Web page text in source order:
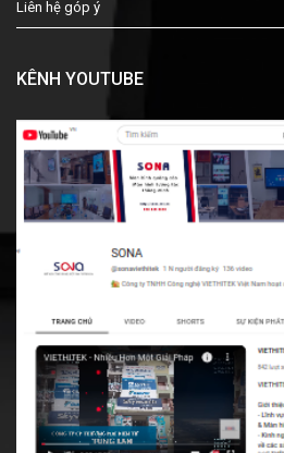
Liên hệ góp ý
KÊNH YOUTUBE